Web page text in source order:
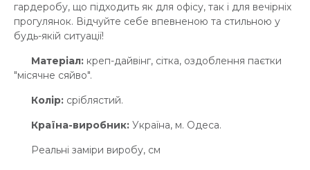
гардеробу, що підходить як для офісу, так і для вечірніх
прогулянок. Відчуйте себе впевненою та стильною у
будь-якій ситуації!
Матеріал: креп-дайвінг, сітка, оздоблення паєтки
"місячне сяйво".
Колір: сріблястий.
Країна-виробник: Україна, м. Одеса.
Реальні заміри виробу, см